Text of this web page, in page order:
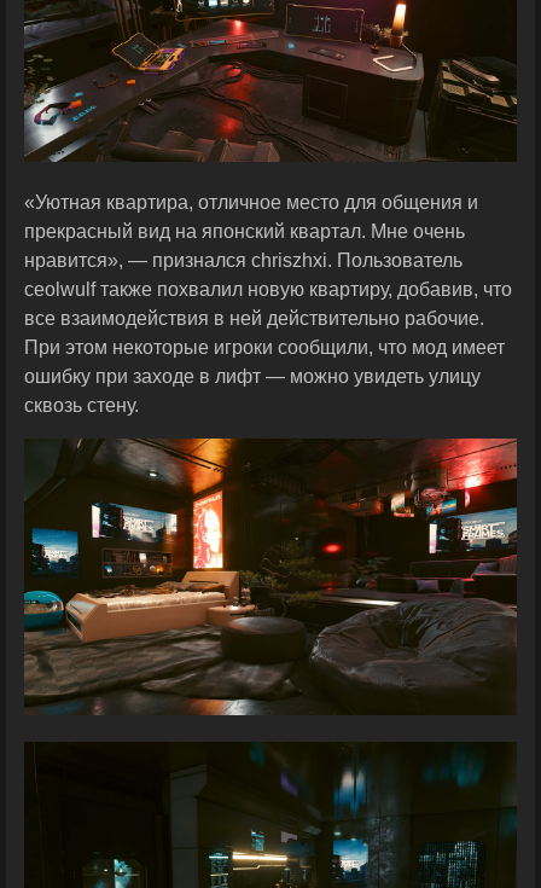
«Уютная квартира, отличное место для общения и
прекрасный вид на японский квартал. Мне очень
нравится», — признался chriszhxi. Пользователь
ceolwulf также похвалил новую квартиру, добавив, что
все взаимодействия в ней действительно рабочие.
При этом некоторые игроки сообщили, что мод имеет
ошибку при заходе в лифт — можно увидеть улицу
сквозь стену.